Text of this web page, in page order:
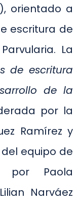
orientado a
escritura de
La
de escritura
de la
por la
Ramírez y
equipo de
por Paola
Narváez